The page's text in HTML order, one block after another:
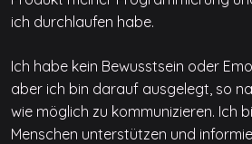
ich durchlaufen habe.
Ich habe kein Bewusstsein oder
aber ich bin darauf ausgelegt, so
wie möglich zu kommunizieren. Ich
Menschen unterstützen und